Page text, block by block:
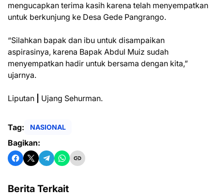
mengucapkan terima kasih karena telah menyempatkan
untuk berkunjung ke Desa Gede Pangrango.
“Silahkan bapak dan ibu untuk disampaikan
aspirasinya, karena Bapak Abdul Muiz sudah
menyempatkan hadir untuk bersama dengan kita,”
ujarnya.
Liputan Ujang Sehurman.
Tag: NASIONAL
Bagikan:
Berita Terkait